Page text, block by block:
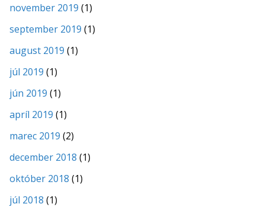
november 2019 (1)
september 2019 (1)
august 2019 (1)
júl 2019 (1)
jún 2019 (1)
apríl 2019 (1)
marec 2019 (2)
december 2018 (1)
október 2018 (1)
júl 2018 (1)